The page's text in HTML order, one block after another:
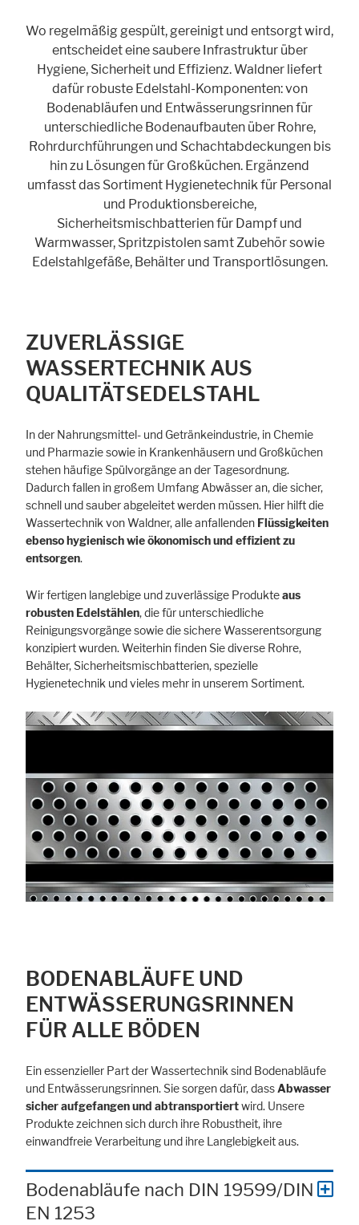
Wo regelmäßig gespült, gereinigt und entsorgt wird,
entscheidet eine saubere Infrastruktur über
Hygiene, Sicherheit und Effizienz. Waldner liefert
dafür robuste Edelstahl-Komponenten: von
Bodenabläufen und Entwässerungsrinnen für
unterschiedliche Bodenaufbauten über Rohre,
Rohrdurchführungen und Schachtabdeckungen bis
hin zu Lösungen für Großküchen. Ergänzend
umfasst das Sortiment Hygienetechnik für Personal
und Produktionsbereiche,
Sicherheitsmischbatterien für Dampf und
Warmwasser, Spritzpistolen samt Zubehör sowie
Edelstahlgefäße, Behälter und Transportlösungen.
ZUVERLÄSSIGE
WASSERTECHNIK AUS
QUALITÄTSEDELSTAHL
In der Nahrungsmittel- und Getränkeindustrie, in Chemie
und Pharmazie sowie in Krankenhäusern und Großküchen
stehen häufige Spülvorgänge an der Tagesordnung.
Dadurch fallen in großem Umfang Abwässer an, die sicher,
schnell und sauber abgeleitet werden müssen. Hier hilft die
Wassertechnik von Waldner, alle anfallenden Flüssigkeiten
ebenso hygienisch wie ökonomisch und effizient zu
entsorgen.
Wir fertigen langlebige und zuverlässige Produkteaus
robusten Edelstählen, die für unterschiedliche
Reinigungsvorgänge sowie die sichere Wasserentsorgung
konzipiert wurden. Weiterhin finden Sie diverse Rohre,
Behälter, Sicherheitsmischbatterien, spezielle
Hygienetechnik und vieles mehr in unserem Sortiment.
BODENABLÄUFE UND
ENTWÄSSERUNGSRINNEN
FÜR ALLE BÖDEN
Ein essenzieller Part der Wassertechnik sind Bodenabläufe
und Entwässerungsrinnen. Sie sorgen dafür, dassAbwasser
sicher aufgefangen und abtransportiertwird. Unsere
Produkte zeichnen sich durch ihre Robustheit, ihre
einwandfreie Verarbeitung und ihre Langlebigkeit aus.
Bodenabläufe nach DIN 19599/DIN
EN 1253
Marketing und Statistik
Statistik Cookies erfassen Informationen anonym. Diese Informationen
helfen uns zu verstehen, wie unsere Besucher unsere Website nutzen.
Cookie Informationen anzeigen